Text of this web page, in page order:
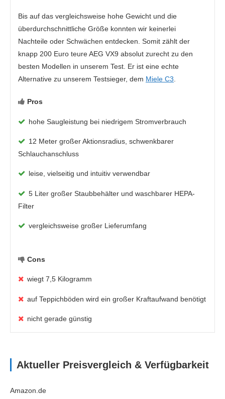
Bis auf das vergleichsweise hohe Gewicht und die
überdurchschnittliche Größe konnten wir keinerlei
Nachteile oder Schwächen entdecken. Somit zählt der
knapp 200 Euro teure AEG VX9 absolut zurecht zu den
besten Modellen in unserem Test. Er ist eine echte
Alternative zu unserem Testsieger, dem Miele C3.
Pros
hohe Saugleistung bei niedrigem Stromverbrauch
12 Meter großer Aktionsradius, schwenkbarer
Schlauchanschluss
leise, vielseitig und intuitiv verwendbar
5 Liter großer Staubbehälter und waschbarer HEPA-
Filter
vergleichsweise großer Lieferumfang
Cons
wiegt 7,5 Kilogramm
auf Teppichböden wird ein großer Kraftaufwand benötigt
nicht gerade günstig
Aktueller Preisvergleich & Verfügbarkeit
Amazon.de